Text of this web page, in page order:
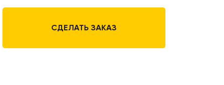
СДЕЛАТЬ ЗАКАЗ